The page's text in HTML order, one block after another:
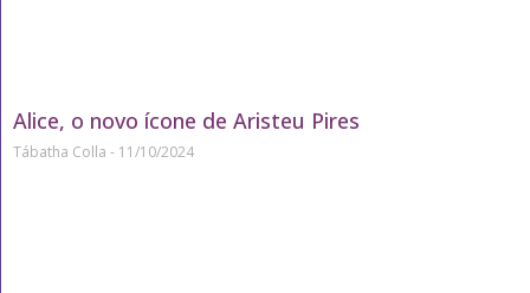
Alice, o novo ícone de Aristeu Pires
Tábatha Colla 11/10/2024